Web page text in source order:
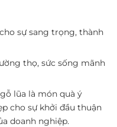
sự sang trọng, thành
thọ, sức sống mãnh
lũa là món quà ý
cho sự khởi đầu thuận
doanh nghiệp.